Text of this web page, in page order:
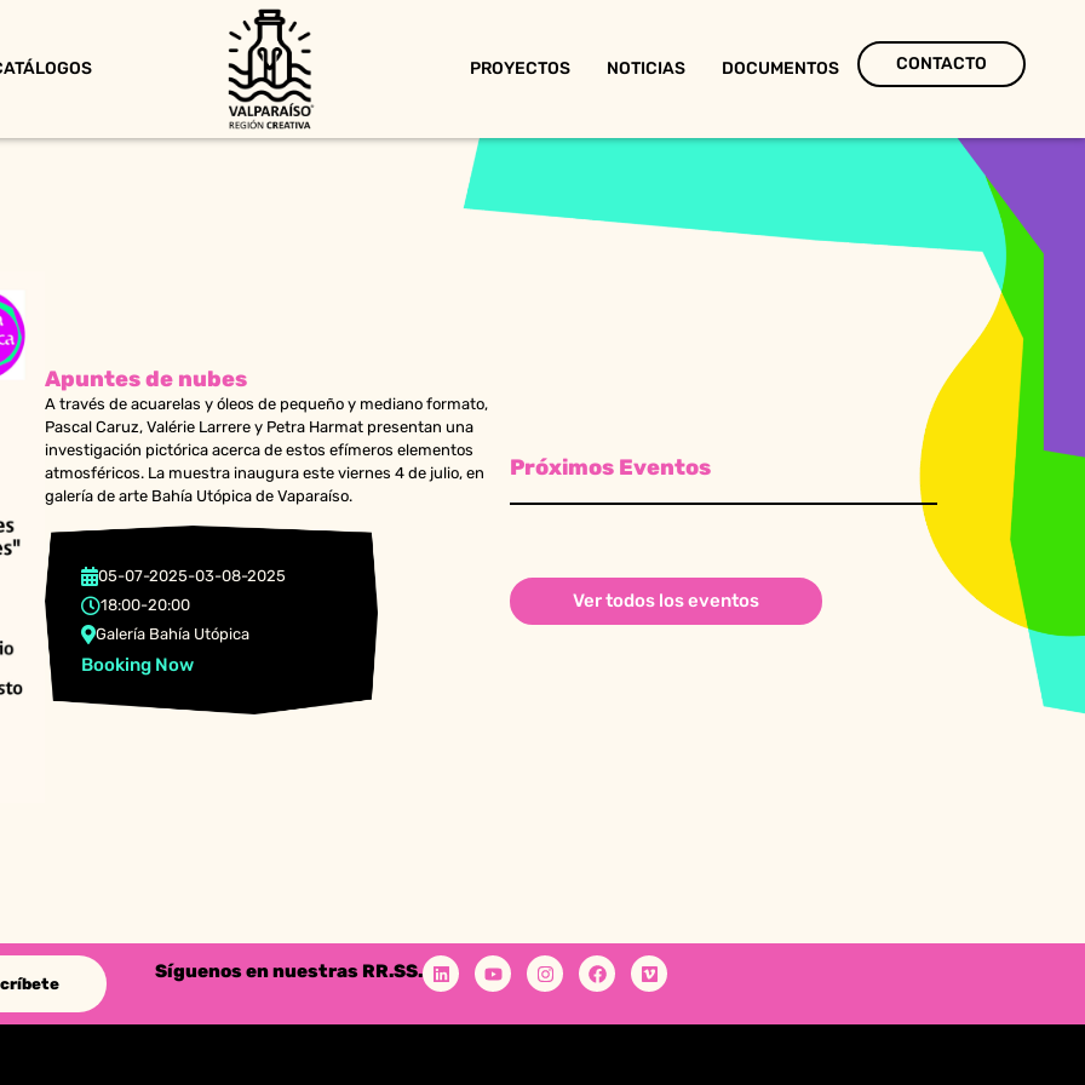
PROYECTOS NOTICIAS DOCUMENTOS CONTACTO
Apuntes de nubes
A través de acuarelas y óleos de pequeño y mediano formato,
Pascal Caruz, Valérie Larrere y Petra Harmat presentan una
investigación pictórica acerca de estos efímeros elementos
atmosféricos. La muestra inaugura este viernes 4 de julio, en
galería de arte Bahía Utópica de Vaparaíso.
05-07-2025-03-08-2025
18:00-20:00
Galería Bahía Utópica
Booking Now
Próximos Eventos
Ver todos los eventos
Síguenos en nuestras RR.SS.